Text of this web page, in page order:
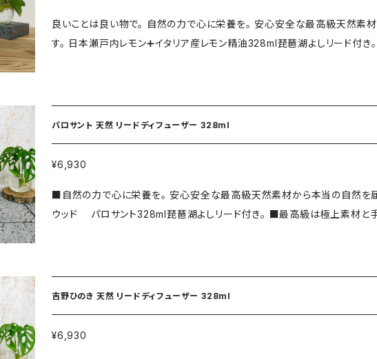
い。 ※火気付近での使用はおやめください。 ※衣類等につくとシミになる
口に入った場合、早急に水で洗い専門医にお尋ねください。 地球
良いことは良い物で。 自然の力で心に栄養を。 安心安全な最高級天然素
す。 日本瀬戸内レモン➕イタリア産レモン精油328ml琵琶湖よしリード付き。 最高級は極上素材と手
分0%！素材は全て天然100%！ スマッジング・浄化・癒し・エネルギー・自然力・安心安全・空気清浄・純
粋精油（イタリア産） ⚫︎水晶濃縮液（日本製） ⚫︎容器・ガラスボトル量328ml
射日光をさけて保管してください。 ※火気付近での使用はおやめください
るためご注意ください。 ※目、口に入った場合、早急に水で洗い専門医にお尋ねくだ
パロサント 天然 リードディフューザー 328ml
¥6,930
■自然の力で心に栄養を。 安心安全な最高級天然素材から本当の自然を
ウッド パロサント328ml琵琶湖よしリード付き。 ■最高級は極上素材と手作りから。 日本製サトウキ
材は全て天然100%！ 浄化・癒し・エネルギー・自然力・安心安全・空気清浄・純粋・心の栄養・悪払・好
ル産）、水晶濃縮液（日本製） ■容器：ガラスボトル量328ml（日本製）琵
吉野ひのき 天然 リードディフューザー 328ml
¥6,930